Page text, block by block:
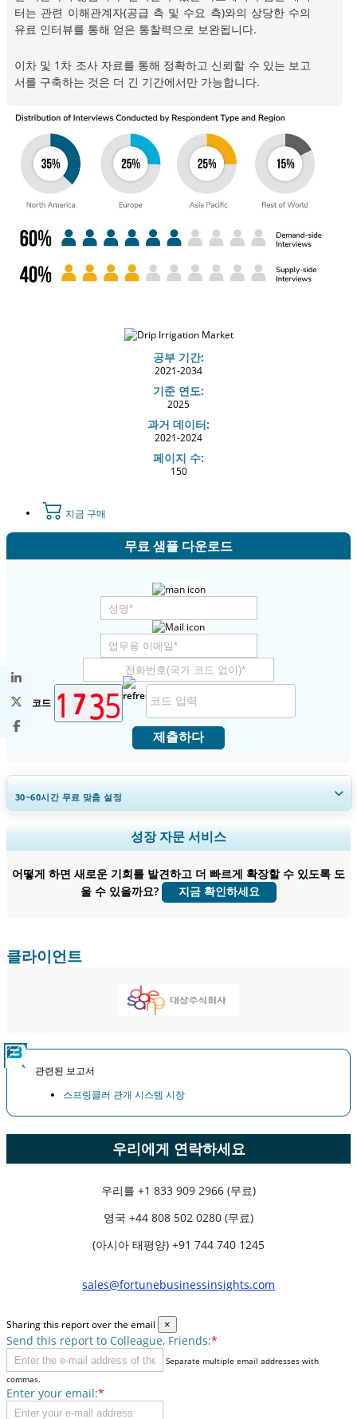
터는 관련 이해관계자(공급 측 및 수요 측)와의 상당한 수의
유료 인터뷰를 통해 얻은 통찰력으로 보완됩니다.
이차 및 1차 조사 자료를 통해 정확하고 신뢰할 수 있는 보고
서를 구축하는 것은 더 긴 기간에서만 가능합니다.
공부 기간:
2021-2034
기준 연도:
2025
과거 데이터:
2021-2024
페이지 수:
150
지금 구매
무료 샘플 다운로드
보안 코드
제출하다
30~60시간무료 맞춤 설정
지역 및 국가 범위 확장, 세그먼트 분석, 기업 프로필, 경쟁 벤치마킹, 및 최
종 사용자 인사이트.
지금 맞춤 설정
성장 자문 서비스
어떻게 하면 새로운 기회를 발견하고 더 빠르게 확장할 수 있도록 도
울 수 있을까요?
지금 확인하세요
클라이언트
관련된 보고서
스프링클러 관개 시스템 시장
우리에게 연락하세요
우리를 +1 833 909 2966 (무료)
영국 +44 808 502 0280 (무료)
(아시아 태평양) +91 744 740 1245
sales@fortunebusinessinsights.com
Sharing this report over the email ×
Send this report to Colleague, Friends:*
Separate multiple email addresses with
commas.
Enter your email:*